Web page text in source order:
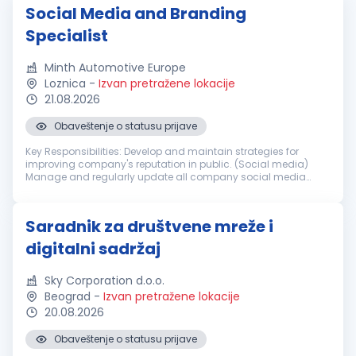
Social Media and Branding
Specialist
Minth Automotive Europe
Loznica - Izvan pretražene lokacije
21.08.2026
Obaveštenje o statusu prijave
Key Responsibilities: Develop and maintain strategies for
improving company's reputation in public. (Social media)
Manage and regularly update all company social media
Saradnik za društvene mreže i
digitalni sadržaj
Sky Corporation d.o.o.
Beograd - Izvan pretražene lokacije
20.08.2026
Obaveštenje o statusu prijave